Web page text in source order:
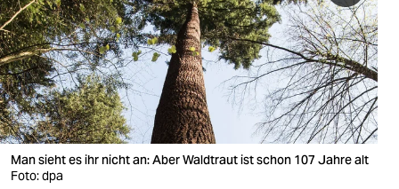
berlin
nord
wahrheit
verlag
verlag
Man sieht es ihr nicht an: Aber Waldtraut ist schon 107 Jahre alt
Foto: dpa